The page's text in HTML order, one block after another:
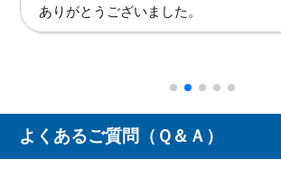
古い建物なので他の水回りで困ったら
します。
よくあるご質問（Ｑ＆Ａ）